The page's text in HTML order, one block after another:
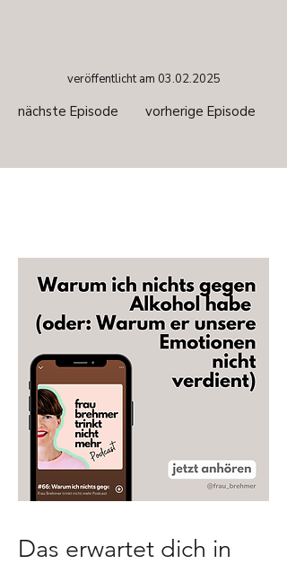
veröffentlicht am 03.02.2025
nächste Episode vorherige Episode
Das erwartet dich in